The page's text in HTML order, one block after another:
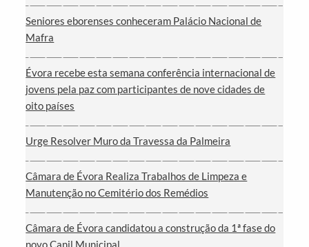
Seniores eborenses conheceram Palácio Nacional de
Mafra
Évora recebe esta semana conferência internacional de
jovens pela paz com participantes de nove cidades de
oito países
Urge Resolver Muro da Travessa da Palmeira
Câmara de Évora Realiza Trabalhos de Limpeza e
Manutenção no Cemitério dos Remédios
Câmara de Évora candidatou a construção da 1ª fase do
novo Canil Municipal